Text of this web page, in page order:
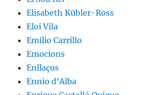
Elisabeth Kübler-Ross
Eloi Vila
Emilio Carrillo
Emocions
Enllaços
Ennio d'Alba